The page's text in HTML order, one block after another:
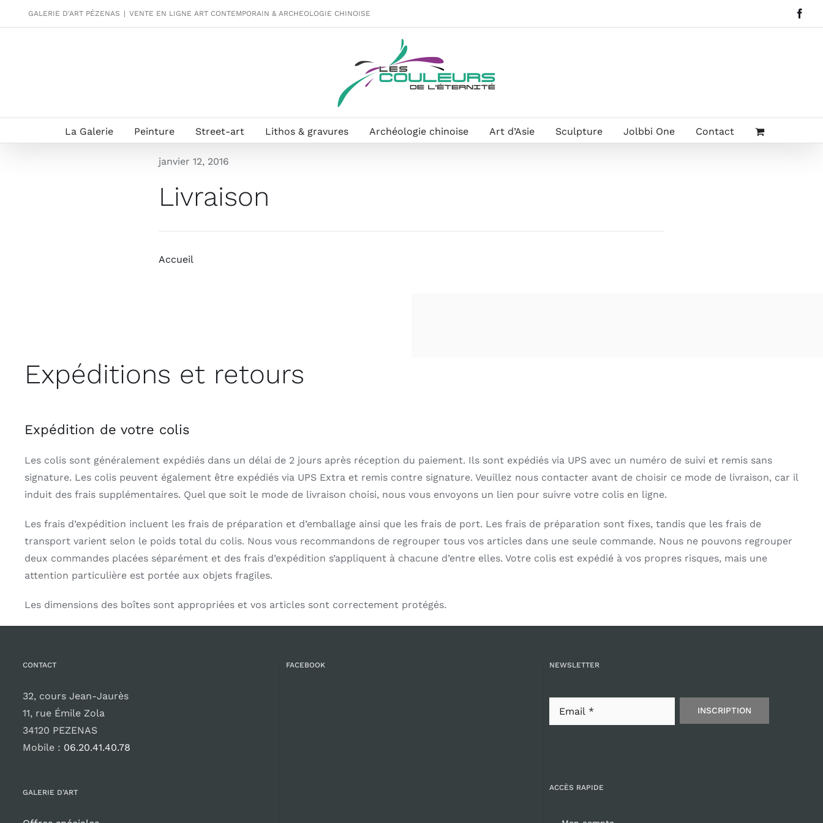
au
GALERIE D'ART PÉZENAS | VENTE EN LIGNE ART CONTEMPORAIN & ARCHEOLOGIE CHINOISE
La Galerie Peinture Street-art Lithos & gravures Archéologie chinoise Art d’Asie Sculpture Jolbbi One Contact
janvier 12, 2016
Livraison
Accueil
Expéditions et retours
Expédition de votre colis
Les colis sont généralement expédiés dans un délai de 2 jours après réception du paiement. Ils sont expédiés via UPS avec un numéro de suivi et remis sans
signature. Les colis peuvent également être expédiés via UPS Extra et remis contre signature. Veuillez nous contacter avant de choisir ce mode de livraison, car il
induit des frais supplémentaires. Quel que soit le mode de livraison choisi, nous vous envoyons un lien pour suivre votre colis en ligne.
Les frais d’expédition incluent les frais de préparation et d’emballage ainsi que les frais de port. Les frais de préparation sont fixes, tandis que les frais de
transport varient selon le poids total du colis. Nous vous recommandons de regrouper tous vos articles dans une seule commande. Nous ne pouvons regrouper
deux commandes placées séparément et des frais d’expédition s’appliquent à chacune d’entre elles. Votre colis est expédié à vos propres risques, mais une
attention particulière est portée aux objets fragiles.
Les dimensions des boîtes sont appropriées et vos articles sont correctement protégés.
CONTACT
32, cours Jean-Jaurès
11, rue Émile Zola
34120 PEZENAS
Mobile : 06.20.41.40.78
GALERIE D’ART
FACEBOOK NEWSLETTER
INSCRIPTION
ACCÈS RAPIDE